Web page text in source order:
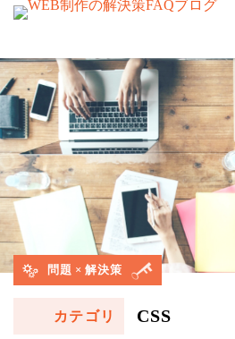
問題 × 解決策
カテゴリ CSS